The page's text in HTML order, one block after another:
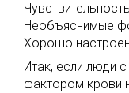
Необъяснимые
Хорошо
Итак, если люди
фактором крови